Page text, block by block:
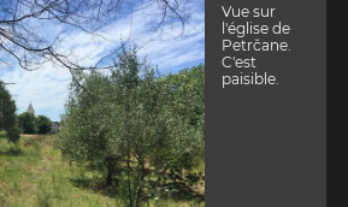
Vue sur
l'église de
Petrčane.
C'est
paisible.